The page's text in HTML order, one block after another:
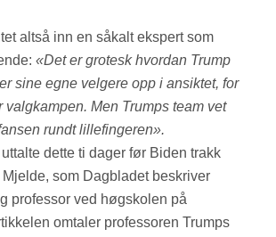
altså inn en såkalt ekspert som
«Det er grotesk hvordan Trump
sine egne velgere opp i ansiktet, for
valgkampen. Men Trumps team vet
rundt lillefingeren».
dette ti dager før Biden trakk
som Dagbladet beskriver
professor ved høgskolen på
omtaler professoren Trumps